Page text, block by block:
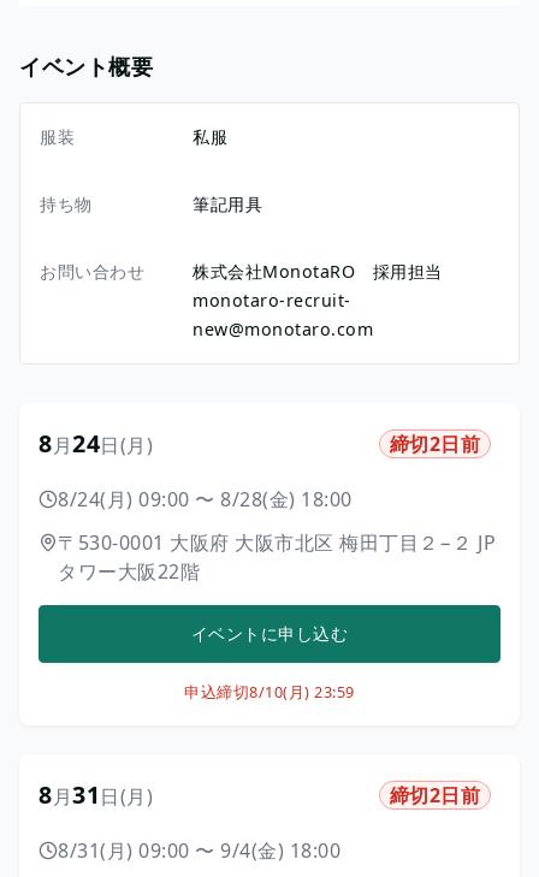
イベント概要
服装 私服
持ち物 筆記用具
お問い合わせ
株式会社MonotaRO 採用担当
monotaro-recruit-
new@monotaro.com
8月24日(月) 締切2日前
8/24(月) 09:00 〜 8/28(金) 18:00
〒530-0001 大阪府 大阪市北区 梅田丁目２−２ JP
タワー大阪22階
イベントに申し込む
申込締切8/10(月) 23:59
8月31日(月) 締切2日前
8/31(月) 09:00 〜 9/4(金) 18:00